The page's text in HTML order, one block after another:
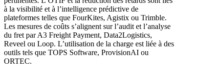
à la visibilité et à l’intelligence prédictive de
plateformes telles que FourKites, Agistix ou Trimble.
Les mesures de coûts s’alignent sur l’audit et l’analyse
du fret par A3 Freight Payment, Data2Logistics,
Reveel ou Loop. L’utilisation de la charge est liée à des
outils tels que TOPS Software, ProvisionAI ou
ORTEC.